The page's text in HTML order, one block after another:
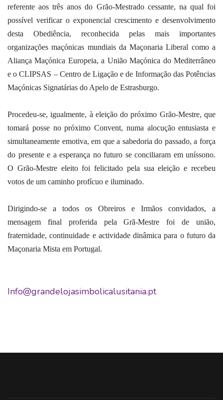
referente aos três anos do Grão-Mestrado cessante, na qual foi
possível verificar o exponencial crescimento e desenvolvimento
desta Obediência, reconhecida pelas mais importantes
organizações maçónicas mundiais da Maçonaria Liberal como a
Aliança Maçónica Europeia, a União Maçónica do Mediterrâneo
e o CLIPSAS – Centro de Ligação e de Informação das Potências
Maçónicas Signatárias do Apelo de Estrasburgo.
Procedeu-se, igualmente, à eleição do próximo Grão-Mestre, que
tomará posse no próximo Convent, numa alocução entusiasta e
simultaneamente emotiva, em que a sabedoria do passado, a força
do presente e a esperança no futuro se conciliaram em uníssono.
O Grão-Mestre eleito foi felicitado pela sua eleição e recebeu
votos de um caminho profícuo e iluminado.
Dirigindo-se a todos os Obreiros e Irmãos convidados, a
mensagem final proferida pela Grã-Mestre foi de união,
fraternidade, continuidade e actividade dinâmica para o futuro da
Maçonaria Mista em Portugal.
Info@grandelojasimbolicalusitania.pt